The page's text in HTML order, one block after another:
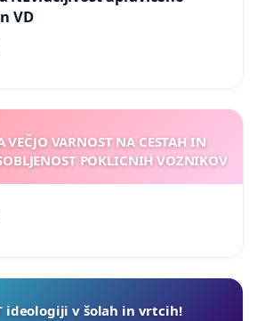
VD
VEČJO VARNOST NA CESTAH IN
POKLICNIH VOZNIKOV
ideologiji v šolah in vrtcih!